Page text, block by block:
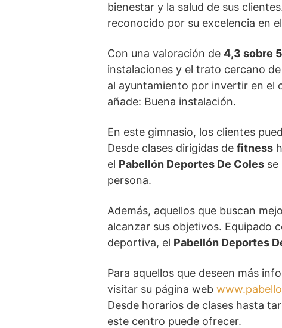
bienestar y la salud de sus
reconocido por su excelencia en
Con una valoración de 4,3 sobre 5
instalaciones y el trato cercano
al ayuntamiento por invertir en el
añade: Buena instalación.
En este gimnasio, los clientes
Desde clases dirigidas de fitness
el Pabellón Deportes De Coles se
persona.
Además, aquellos que buscan
alcanzar sus objetivos. Equipado
deportiva, el Pabellón Deportes
Para aquellos que deseen más
visitar su página web
Desde horarios de clases hasta
este centro puede ofrecer.